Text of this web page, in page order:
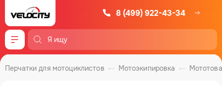
8 (499) 922-43-34
Меню
Мотоэкипировка
Перчатки для мотоциклистов